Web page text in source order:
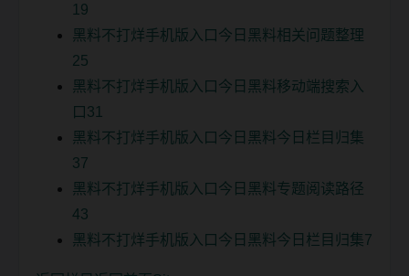
19
黑料不打烊手机版入口今日黑料相关问题整理
25
黑料不打烊手机版入口今日黑料移动端搜索入
口31
黑料不打烊手机版入口今日黑料今日栏目归集
37
黑料不打烊手机版入口今日黑料专题阅读路径
43
黑料不打烊手机版入口今日黑料今日栏目归集7